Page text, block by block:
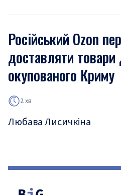
Російський Ozon
доставляти
окупованого Криму
2 хв
Любава Лисичкіна